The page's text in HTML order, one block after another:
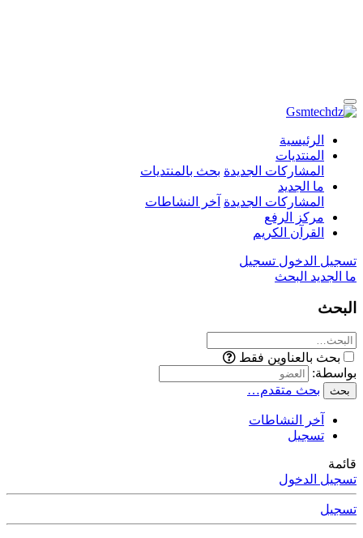
الرئيسية
المنتديات
المشاركات الجديدة بحث بالمنتديات
ما الجديد
المشاركات الجديدة آخر النشاطات
مركز الرفع
القرآن الكريم
تسجيل الدخول تسجيل
ما الجديد البحث
البحث
بحث بالعناوين فقط
بواسطة:
بحث بحث متقدم…
آخر النشاطات
تسجيل
قائمة
تسجيل الدخول
تسجيل